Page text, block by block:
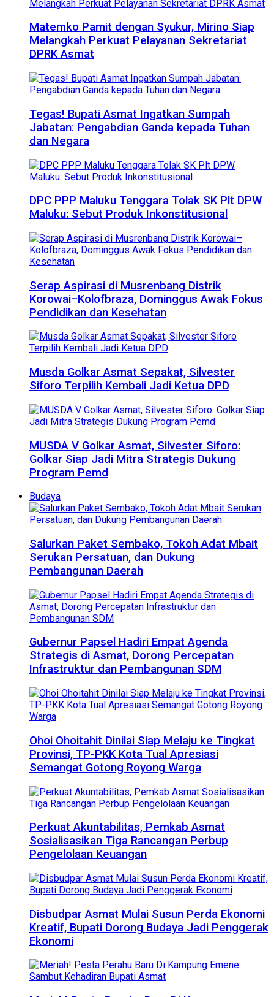
Matemko Pamit dengan Syukur, Mirino Siap
Melangkah Perkuat Pelayanan Sekretariat
DPRK Asmat
Tegas! Bupati Asmat Ingatkan Sumpah
Jabatan: Pengabdian Ganda kepada Tuhan
dan Negara
DPC PPP Maluku Tenggara Tolak SK Plt DPW
Maluku: Sebut Produk Inkonstitusional
Serap Aspirasi di Musrenbang Distrik
Korowai–Kolofbraza, Dominggus Awak Fokus
Pendidikan dan Kesehatan
Musda Golkar Asmat Sepakat, Silvester
Siforo Terpilih Kembali Jadi Ketua DPD
MUSDA V Golkar Asmat, Silvester Siforo:
Golkar Siap Jadi Mitra Strategis Dukung
Program Pemd
Budaya
Salurkan Paket Sembako, Tokoh Adat Mbait
Serukan Persatuan, dan Dukung
Pembangunan Daerah
Gubernur Papsel Hadiri Empat Agenda
Strategis di Asmat, Dorong Percepatan
Infrastruktur dan Pembangunan SDM
Ohoi Ohoitahit Dinilai Siap Melaju ke Tingkat
Provinsi, TP-PKK Kota Tual Apresiasi
Semangat Gotong Royong Warga
Perkuat Akuntabilitas, Pemkab Asmat
Sosialisasikan Tiga Rancangan Perbup
Pengelolaan Keuangan
Disbudpar Asmat Mulai Susun Perda Ekonomi
Kreatif, Bupati Dorong Budaya Jadi Penggerak
Ekonomi